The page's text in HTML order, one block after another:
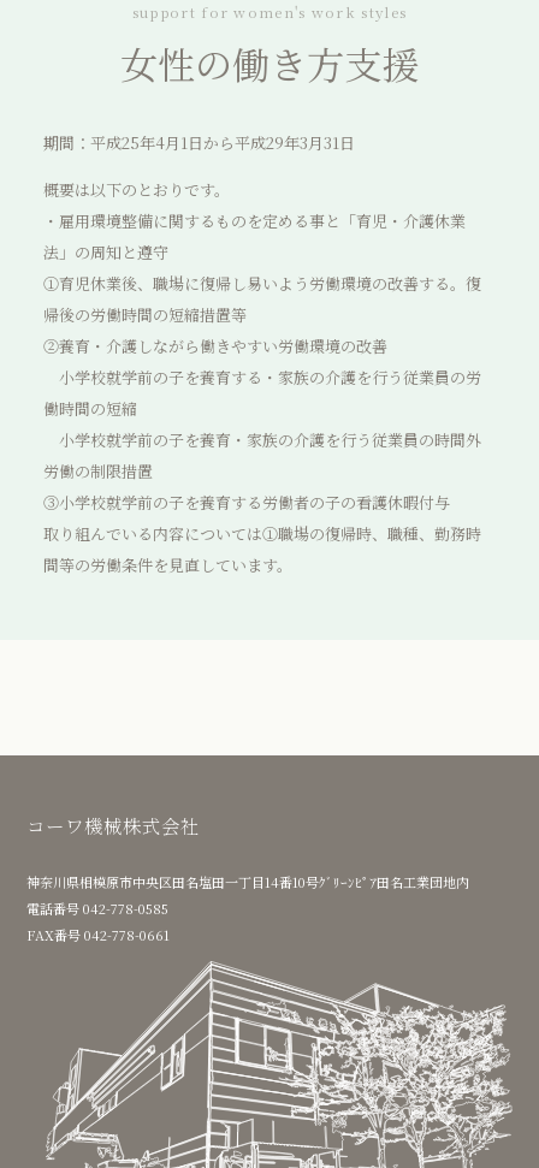
女性の働き方支援
support for women's work styles
期間：平成25年4月1日から平成29年3月31日
概要は以下のとおりです。
・雇用環境整備に関するものを定める事と「育児・介護休業
法」の周知と遵守
①育児休業後、職場に復帰し易いよう労働環境の改善する。復
帰後の労働時間の短縮措置等
②養育・介護しながら働きやすい労働環境の改善
小学校就学前の子を養育する・家族の介護を行う従業員の労
働時間の短縮
小学校就学前の子を養育・家族の介護を行う従業員の時間外
労働の制限措置
③小学校就学前の子を養育する労働者の子の看護休暇付与
取り組んでいる内容については①職場の復帰時、職種、勤務時
間等の労働条件を見直しています。
コーワ機械株式会社
神奈川県相模原市中央区田名塩田一丁目14番10号ｸﾞﾘｰﾝﾋﾟｱ田名工業団地内
電話番号 042-778-0585
FAX番号 042-778-0661